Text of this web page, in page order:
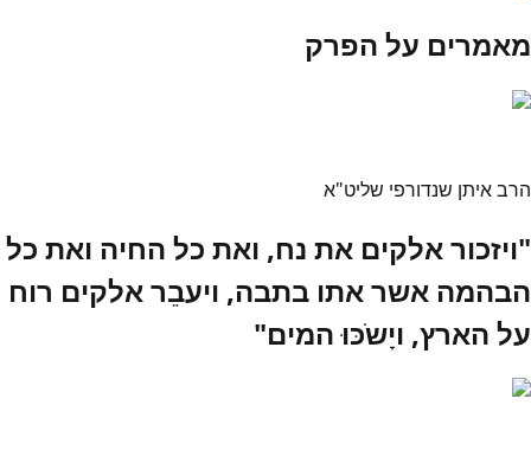
מאמרים על הפרק
הרב איתן שנדורפי שליט"א
"ויזכור אלקים את נח, ואת כל החיה ואת כל
הבהמה אשר אתו בתבה, ויעבֵר אלקים רוח
על הארץ, ויָשֹכּוּ המים"